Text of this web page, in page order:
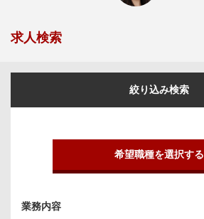
求人検索
絞り込み検索
希望職種を選択する
業務内容